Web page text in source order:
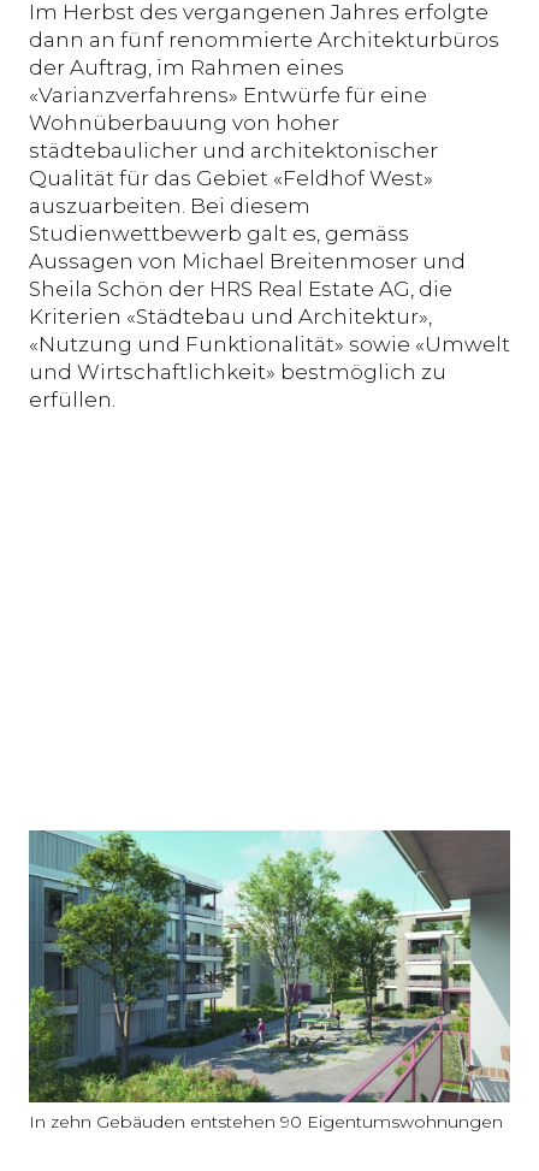
Im Herbst des vergangenen Jahres erfolgte
dann an fünf renommierte Architekturbüros
der Auftrag, im Rahmen eines
«Varianzverfahrens» Entwürfe für eine
Wohnüberbauung von hoher
städtebaulicher und architektonischer
Qualität für das Gebiet «Feldhof West»
auszuarbeiten. Bei diesem
Studienwettbewerb galt es, gemäss
Aussagen von Michael Breitenmoser und
Sheila Schön der HRS Real Estate AG, die
Kriterien «Städtebau und Architektur»,
«Nutzung und Funktionalität» sowie «Umwelt
und Wirtschaftlichkeit» bestmöglich zu
erfüllen.
In zehn Gebäuden entstehen 90 Eigentumswohnungen